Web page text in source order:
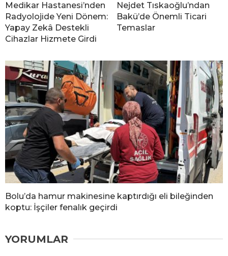
Medikar Hastanesi’nden
Radyolojide Yeni Dönem:
Yapay Zekâ Destekli
Cihazlar Hizmete Girdi
Nejdet Tıskaoğlu’ndan
Bakü’de Önemli Ticari
Temaslar
Bolu’da hamur makinesine kaptırdığı eli bileğinden
koptu: İşçiler fenalık geçirdi
YORUMLAR